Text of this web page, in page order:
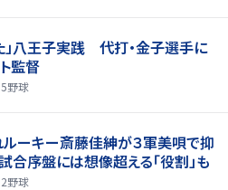
」八王子実践 代打・金子選手に
監督
野球
ルーキー斎藤佳紳が３軍美唄で抑
序盤には想像超える「役割」も
野球